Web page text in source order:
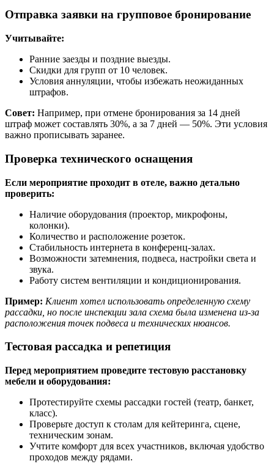
Отправка заявки на групповое бронирование
Учитывайте:
Ранние заезды и поздние выезды.
Скидки для групп от 10 человек.
Условия аннуляции, чтобы избежать неожиданных
штрафов.
Совет: Например, при отмене бронирования за 14 дней
штраф может составлять 30%, а за 7 дней — 50%. Эти условия
важно прописывать заранее.
Проверка технического оснащения
Если мероприятие проходит в отеле, важно детально
проверить:
Наличие оборудования (проектор, микрофоны,
колонки).
Количество и расположение розеток.
Стабильность интернета в конференц-залах.
Возможности затемнения, подвеса, настройки света и
звука.
Работу систем вентиляции и кондиционирования.
Пример: Клиент хотел использовать определенную схему
рассадки, но после инспекции зала схема была изменена из-за
расположения точек подвеса и технических нюансов.
Тестовая рассадка и репетиция
Перед мероприятием проведите тестовую расстановку
мебели и оборудования:
Протестируйте схемы рассадки гостей (театр, банкет,
класс).
Проверьте доступ к столам для кейтеринга, сцене,
техническим зонам.
Учтите комфорт для всех участников, включая удобство
проходов между рядами.